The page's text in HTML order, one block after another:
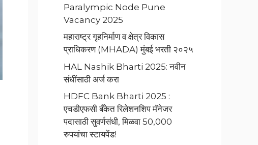
Paralympic Node Pune
Vacancy 2025
महाराष्ट्र गृहनिर्माण व क्षेत्र विकास
प्राधिकरण (MHADA) मुंबई भरती २०२५
HAL Nashik Bharti 2025: नवीन
संधींसाठी अर्ज करा
HDFC Bank Bharti 2025 :
एचडीएफसी बँकेत रिलेशनशिप मॅनेजर
पदासाठी सुवर्णसंधी, मिळवा 50,000
रुपयांचा स्टायपेंड!